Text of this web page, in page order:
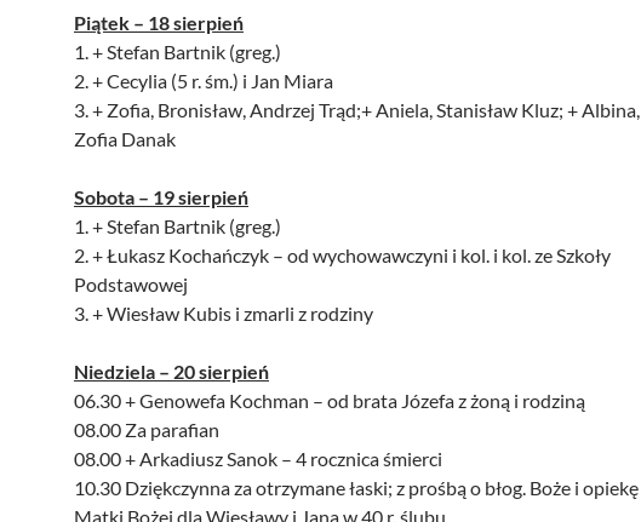
Piątek – 18 sierpień
1. + Stefan Bartnik (greg.)
2. + Cecylia (5 r. śm.) i Jan Miara
3. + Zofia, Bronisław, Andrzej Trąd;+ Aniela, Stanisław Kluz; + Albina,
Zofia Danak
Sobota – 19 sierpień
1. + Stefan Bartnik (greg.)
2. + Łukasz Kochańczyk – od wychowawczyni i kol. i kol. ze Szkoły
Podstawowej
3. + Wiesław Kubis i zmarli z rodziny
Niedziela – 20 sierpień
06.30 + Genowefa Kochman – od brata Józefa z żoną i rodziną
08.00 Za parafian
08.00 + Arkadiusz Sanok – 4 rocznica śmierci
10.30 Dziękczynna za otrzymane łaski; z prośbą o błog. Boże i opiekę
Matki Bożej dla Wiesławy i Jana w 40 r. ślubu